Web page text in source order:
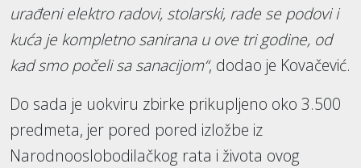
urađeni elektro radovi, stolarski, rade se podovi i
kuća je kompletno sanirana u ove tri godine, od
kad smo počeli sa sanacijom“, dodao je Kovačević.
Do sada je uokviru zbirke prikupljeno oko 3.500
predmeta, jer pored pored izložbe iz
Narodnooslobodilačkog rata i života ovog